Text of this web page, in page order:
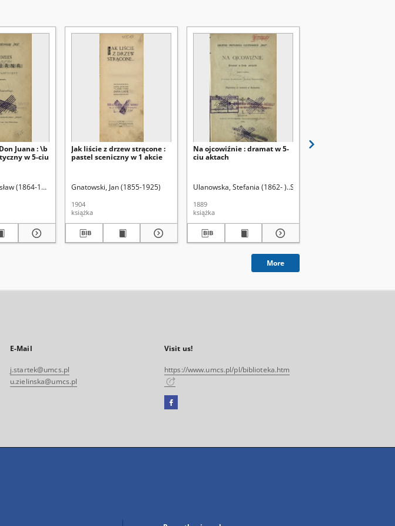
Juana : \b
w 5-ciu
(1864-1913)
Jak liście z drzew strącone :
pastel sceniczny w 1 akcie
Gnatowski, Jan (1855-1925)
1904
książka
Na ojcowiźnie : dramat w 5-
ciu aktach
Ulanowska, Stefania (1862- ) Szczepański, Alfred (1840-1909)
1889
książka
More
E-Mail
j.startek@umcs.pl
u.zielinska@umcs.pl
Visit us!
https://www.umcs.pl/pl/biblioteka.htm
Facebook
open